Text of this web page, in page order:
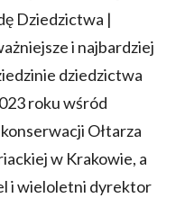
Dziedzictwa |
i najbardziej
dziedzictwa
roku wśród
Ołtarza
w Krakowie, a
i wieloletni dyrektor